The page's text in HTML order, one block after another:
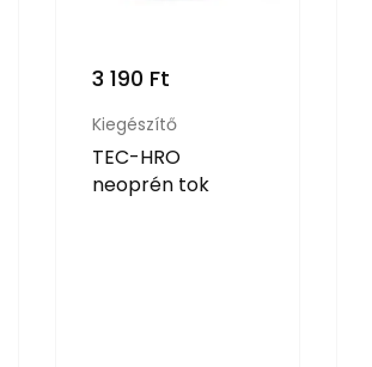
3 190 Ft
Kiegészítő
TEC-HRO
neoprén tok